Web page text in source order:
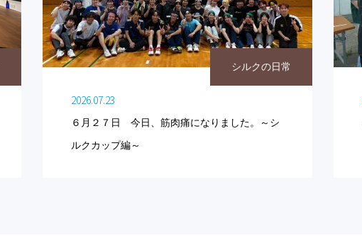
シルクの日常
2026.07.23
６月２７日 今日、筋肉痛になりました。～シ
ルクカップ編～